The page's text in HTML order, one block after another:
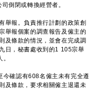
倒閉或轉換經營者。
報。負責推行計劃的政策創
舉報個案的調查報告及僱主的
及條款的情況，並會在完成調
日，秘書處收到的1 105宗舉
確認有608名僱主未有完全遵
及條款，要求相關僱主退還未